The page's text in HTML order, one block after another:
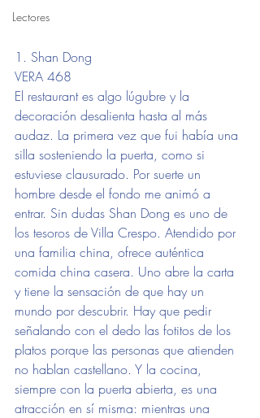
Lectores
1. Shan Dong
VERA 468
El restaurant es algo lúgubre y la
decoración desalienta hasta al más
audaz. La primera vez que fui había una
silla sosteniendo la puerta, como si
estuviese clausurado. Por suerte un
hombre desde el fondo me animó a
entrar. Sin dudas Shan Dong es uno de
los tesoros de Villa Crespo. Atendido por
una familia china, ofrece auténtica
comida china casera. Uno abre la carta
y tiene la sensación de que hay un
mundo por descubrir. Hay que pedir
señalando con el dedo las fotitos de los
platos porque las personas que atienden
no hablan castellano. Y la cocina,
siempre con la puerta abierta, es una
atracción en sí misma: mientras una